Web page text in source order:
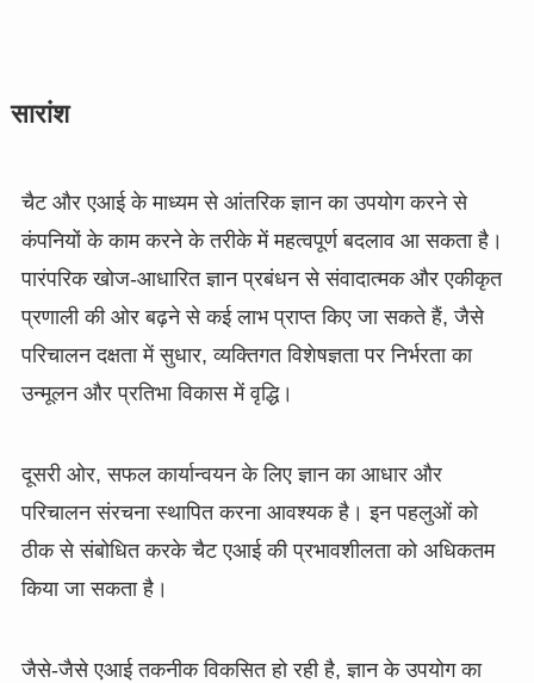
सारांश
चैट और एआई के माध्यम से आंतरिक ज्ञान का उपयोग करने से
कंपनियों के काम करने के तरीके में महत्वपूर्ण बदलाव आ सकता है।
पारंपरिक खोज-आधारित ज्ञान प्रबंधन से संवादात्मक और एकीकृत
प्रणाली की ओर बढ़ने से कई लाभ प्राप्त किए जा सकते हैं, जैसे
परिचालन दक्षता में सुधार, व्यक्तिगत विशेषज्ञता पर निर्भरता का
उन्मूलन और प्रतिभा विकास में वृद्धि।
दूसरी ओर, सफल कार्यान्वयन के लिए ज्ञान का आधार और
परिचालन संरचना स्थापित करना आवश्यक है। इन पहलुओं को
ठीक से संबोधित करके चैट एआई की प्रभावशीलता को अधिकतम
किया जा सकता है।
जैसे-जैसे एआई तकनीक विकसित हो रही है, ज्ञान के उपयोग का